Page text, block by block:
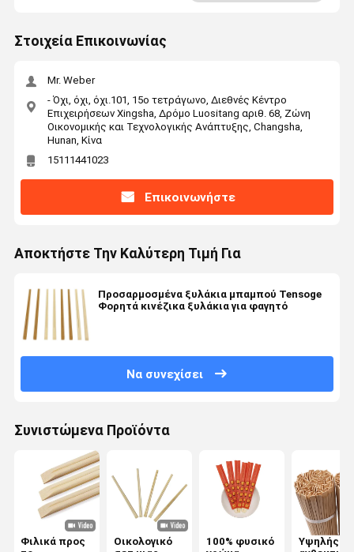
Στοιχεία Επικοινωνίας
Mr. Weber
- Όχι, όχι, όχι.101, 15ο τετράγωνο, Διεθνές Κέντρο
Επιχειρήσεων Xingsha, Δρόμο Luositang αριθ. 68, Ζώνη
Οικονομικής και Τεχνολογικής Ανάπτυξης, Changsha,
Hunan, Κίνα
15111441023
Επικοινωνήστε
Αποκτήστε Την Καλύτερη Τιμή Για
Προσαρμοσμένα ξυλάκια μπαμπού Tensoge
Φορητά κινέζικα ξυλάκια για φαγητό
Να συνεχίσει
Συνιστώμενα Προϊόντα
Φιλικά προς
Οικολογικό
100% φυσικό
Υψηλής